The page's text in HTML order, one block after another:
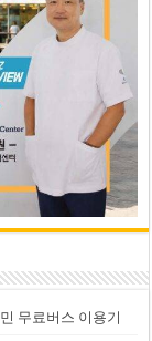
무료버스 이용기